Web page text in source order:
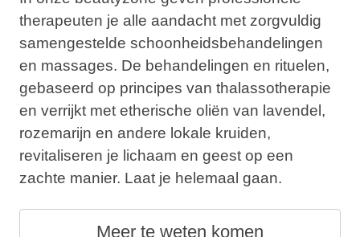
therapeuten je alle aandacht met zorgvuldig
samengestelde schoonheidsbehandelingen
en massages. De behandelingen en rituelen,
gebaseerd op principes van thalassotherapie
en verrijkt met etherische oliën van lavendel,
rozemarijn en andere lokale kruiden,
revitaliseren je lichaam en geest op een
zachte manier. Laat je helemaal gaan.
Meer te weten komen